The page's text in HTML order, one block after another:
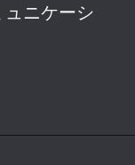
ニケーシ